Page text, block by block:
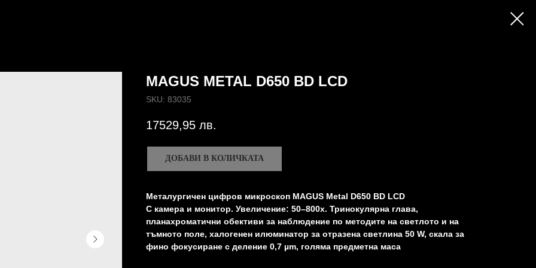
MAGUS METAL D650 BD LCD
SKU: 83035
17529,95 лв.
ДОБАВИ В КОЛИЧКАТА
Металургичен цифров микроскоп MAGUS Metal D650 BD LCD
С камера и монитор. Увеличение: 50–800х. Тринокулярна глава,
планахроматични обективи за наблюдение по методите на светлото и на
тъмното поле, халогенен илюминатор за отразена светлина 50 W, скала за
фино фокусиране с деление 0,7 µm, голяма предметна маса